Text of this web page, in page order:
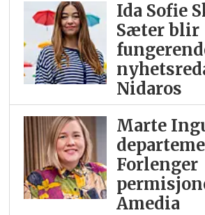
Ida Sofie
Sæter blir
Nidaros
Marte
Forlenger
Amedia